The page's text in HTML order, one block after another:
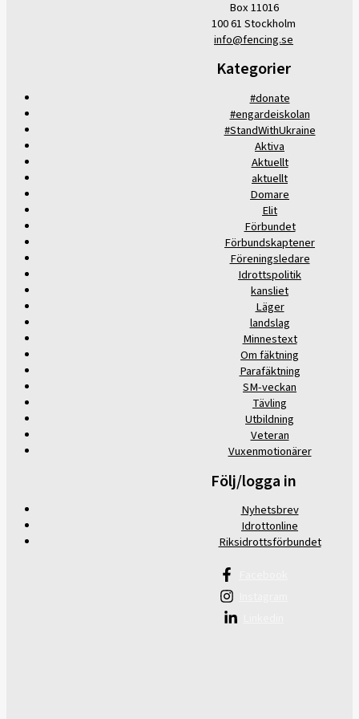
Box 11016
100 61 Stockholm
info@fencing.se
Kategorier
#donate
#engardeiskolan
#StandWithUkraine
Aktiva
Aktuellt
aktuellt
Domare
Elit
Förbundet
Förbundskaptener
Föreningsledare
Idrottspolitik
kansliet
Läger
landslag
Minnestext
Om fäktning
Parafäktning
SM-veckan
Tävling
Utbildning
Veteran
Vuxenmotionärer
Följ/logga in
Nyhetsbrev
Idrottonline
Riksidrottsförbundet